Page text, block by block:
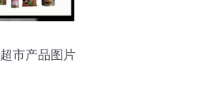
超市产品图片